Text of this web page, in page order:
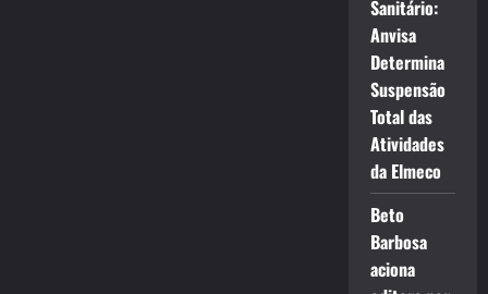
Sanitário:
Anvisa
Determina
Suspensão
Total das
Atividades
da Elmeco
Beto
Barbosa
aciona